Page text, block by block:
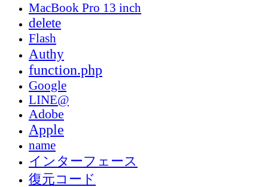
MacBook Pro 13 inch
delete
Flash
Authy
function.php
Google
LINE@
Adobe
Apple
name
インターフェース
復元コード